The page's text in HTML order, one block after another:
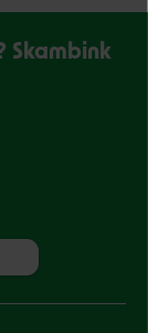
Skambink